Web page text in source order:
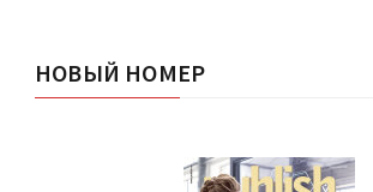
НОВЫЙ НОМЕР